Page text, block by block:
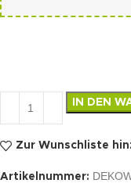
IN DEN
Zur Wunschliste
Artikelnummer: